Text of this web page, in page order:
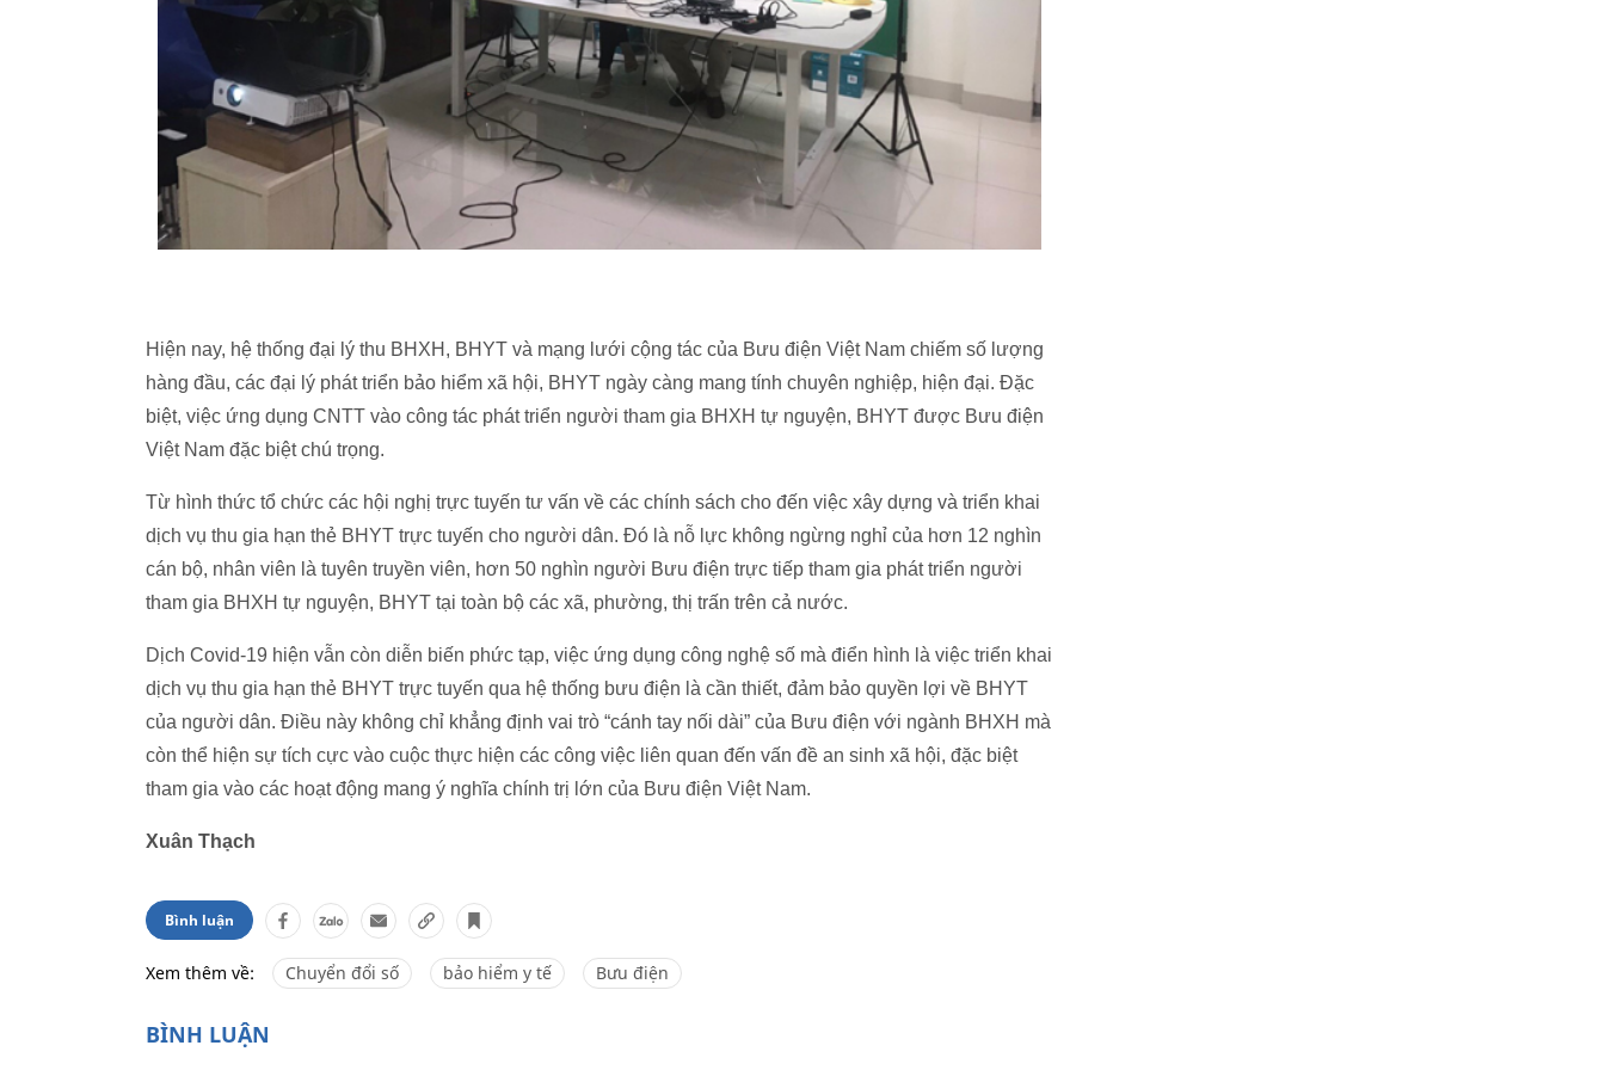
Hiện nay, hệ thống đại lý thu BHXH, BHYT và mạng lưới cộng tác của Bưu điện Việt Nam chiếm số lượng
hàng đầu, các đại lý phát triển bảo hiểm xã hội, BHYT ngày càng mang tính chuyên nghiệp, hiện đại. Đặc
biệt, việc ứng dụng CNTT vào công tác phát triển người tham gia BHXH tự nguyện, BHYT được Bưu điện
Việt Nam đặc biệt chú trọng.
Từ hình thức tổ chức các hội nghị trực tuyến tư vấn về các chính sách cho đến việc xây dựng và triển khai
dịch vụ thu gia hạn thẻ BHYT trực tuyến cho người dân. Đó là nỗ lực không ngừng nghỉ của hơn 12 nghìn
cán bộ, nhân viên là tuyên truyền viên, hơn 50 nghìn người Bưu điện trực tiếp tham gia phát triển người
tham gia BHXH tự nguyện, BHYT tại toàn bộ các xã, phường, thị trấn trên cả nước.
Dịch Covid-19 hiện vẫn còn diễn biến phức tạp, việc ứng dụng công nghệ số mà điển hình là việc triển khai
dịch vụ thu gia hạn thẻ BHYT trực tuyến qua hệ thống bưu điện là cần thiết, đảm bảo quyền lợi về BHYT
của người dân. Điều này không chỉ khẳng định vai trò “cánh tay nối dài” của Bưu điện với ngành BHXH mà
còn thể hiện sự tích cực vào cuộc thực hiện các công việc liên quan đến vấn đề an sinh xã hội, đặc biệt
tham gia vào các hoạt động mang ý nghĩa chính trị lớn của Bưu điện Việt Nam.
Xuân Thạch
Bình luận
Xem thêm về: Chuyển đổi số bảo hiểm y tế Bưu điện